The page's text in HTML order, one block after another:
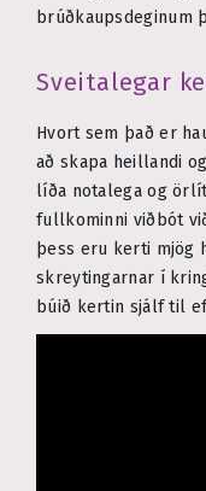
brúðkaupsdeginum
Sveitalegar
Hvort sem það er
að skapa heillandi
líða notalega og
fullkominni viðbót
þess eru kerti mjög
skreytingarnar í
búið kertin sjálf til